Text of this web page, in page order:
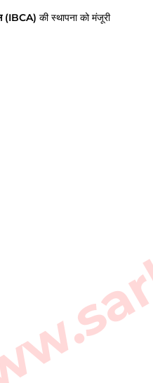
(IBCA) की स्थापना को मंजूरी